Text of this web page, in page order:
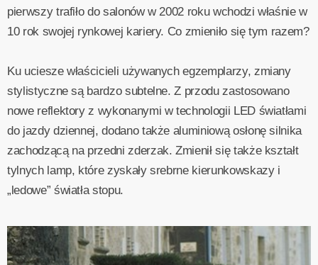
pierwszy trafiło do salonów w 2002 roku wchodzi właśnie w
10 rok swojej rynkowej kariery. Co zmieniło się tym razem?
Ku uciesze właścicieli używanych egzemplarzy, zmiany
stylistyczne są bardzo subtelne. Z przodu zastosowano
nowe reflektory z wykonanymi w technologii LED światłami
do jazdy dziennej, dodano także aluminiową osłonę silnika
zachodzącą na przedni zderzak. Zmienił się także kształt
tylnych lamp, które zyskały srebrne kierunkowskazy i
„ledowe” światła stopu.